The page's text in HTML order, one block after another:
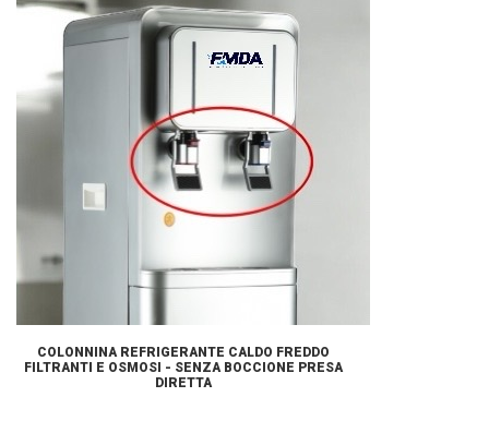
COLONNINA REFRIGERANTE CALDO FREDDO
FILTRANTI E OSMOSI - SENZA BOCCIONE PRESA
DIRETTA